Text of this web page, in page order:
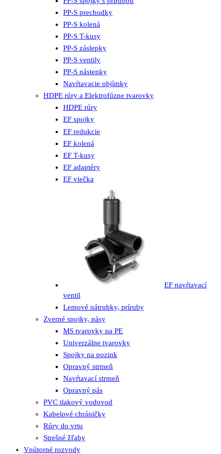
PP-S prechodky
PP-S kolená
PP-S T-kusy
PP-S záslepky
PP-S ventily
PP-S nástenky
Navŕtavacie objímky
HDPE rúry a Elektrofúzne tvarovky
HDPE rúry
EF spojky
EF redukcie
EF kolená
EF T-kusy
EF adaptéry
EF viečka
EF navŕtavací
ventil
Lemové nátrubky, príruby
Zverné spojky, pásy
MS tvarovky na PE
Univerzálne tvarovky
Spojky na pozink
Opravný strmeň
Navŕtavací strmeň
Opravný pás
PVC tlakový vodovod
Kabelové chráničky
Rúry do vrtu
Strešné žľaby
Vnútorné rozvody